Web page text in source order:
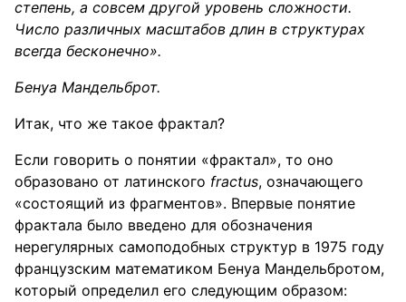
степень, а совсем другой уровень сложности.
Число различных масштабов длин в структурах
всегда бесконечно».
Бенуа Мандельброт.
Итак, что же такое фрактал?
Если говорить о понятии «фрактал», то оно
образовано от латинского fractus, означающего
«состоящий из фрагментов». Впервые понятие
фрактала было введено для обозначения
нерегулярных самоподобных структур в 1975 году
французским математиком Бенуа Мандельбротом,
который определил его следующим образом: